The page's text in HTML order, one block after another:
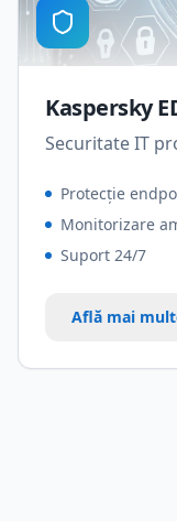
Kaspersky
Securitate IT
Protecție
Monitorizare
Suport 24/7
Află mai